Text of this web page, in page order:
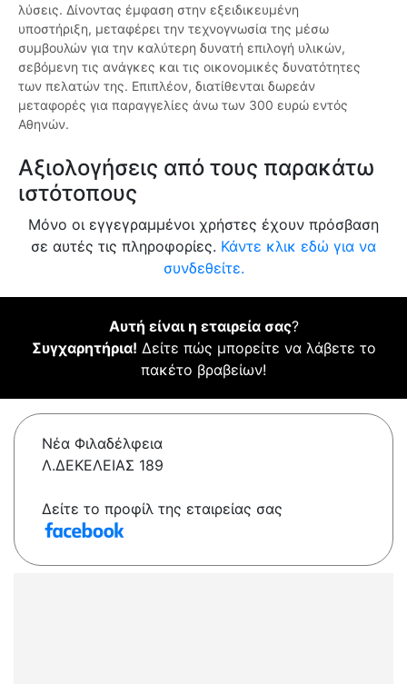
λύσεις. Δίνοντας έμφαση στην εξειδικευμένη
υποστήριξη, μεταφέρει την τεχνογνωσία της μέσω
συμβουλών για την καλύτερη δυνατή επιλογή υλικών,
σεβόμενη τις ανάγκες και τις οικονομικές δυνατότητες
των πελατών της. Επιπλέον, διατίθενται δωρεάν
μεταφορές για παραγγελίες άνω των 300 ευρώ εντός
Αθηνών.
Αξιολογήσεις από τους παρακάτω
ιστότοπους
Μόνο οι εγγεγραμμένοι χρήστες έχουν πρόσβαση
σε αυτές τις πληροφορίες. Κάντε κλικ εδώ για να
συνδεθείτε.
Αυτή είναι η εταιρεία σας?
Συγχαρητήρια! Δείτε πώς μπορείτε να λάβετε το
πακέτο βραβείων!
Νέα Φιλαδέλφεια
Λ.ΔΕΚΕΛΕΙΑΣ 189
Δείτε το προφίλ της εταιρείας σας